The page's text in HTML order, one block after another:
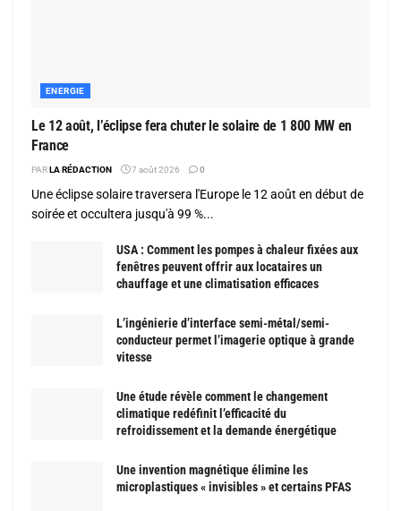
ENERGIE
Le 12 août, l’éclipse fera chuter le solaire de 1 800 MW en
France
PARLA RÉDACTION 7 août 2026 0
Une éclipse solaire traversera l'Europe le 12 août en début de
soirée et occultera jusqu'à 99 %...
USA : Comment les pompes à chaleur fixées aux
fenêtres peuvent offrir aux locataires un
chauffage et une climatisation efficaces
L’ingénierie d’interface semi-métal/semi-
conducteur permet l’imagerie optique à grande
vitesse
Une étude révèle comment le changement
climatique redéfinit l’efficacité du
refroidissement et la demande énergétique
Une invention magnétique élimine les
microplastiques « invisibles » et certains PFAS